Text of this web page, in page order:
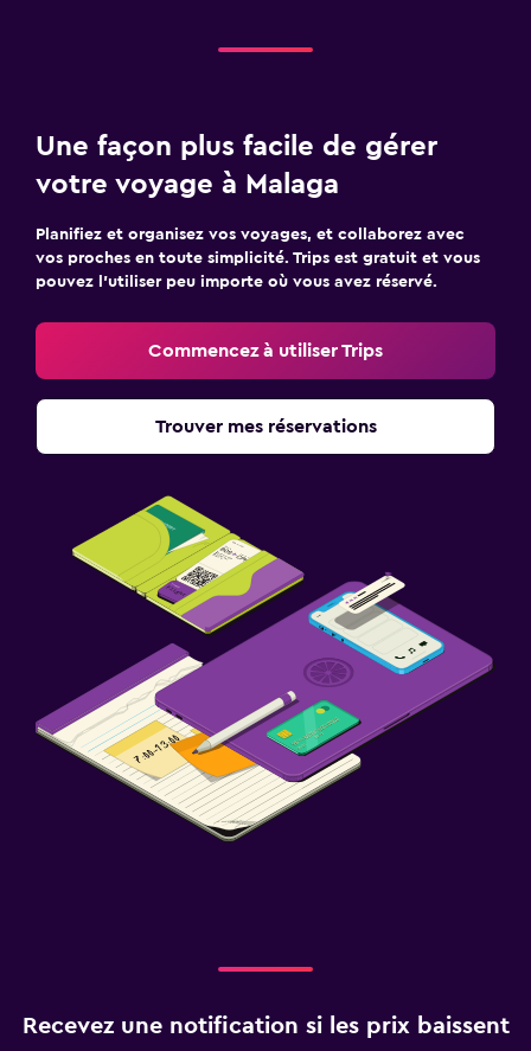
Une façon plus facile de gérer
votre voyage à Malaga
Planifiez et organisez vos voyages, et collaborez avec
vos proches en toute simplicité. Trips est gratuit et vous
pouvez l’utiliser peu importe où vous avez réservé.
Commencez à utiliser Trips
Trouver mes réservations
Recevez une notification si les prix baissent